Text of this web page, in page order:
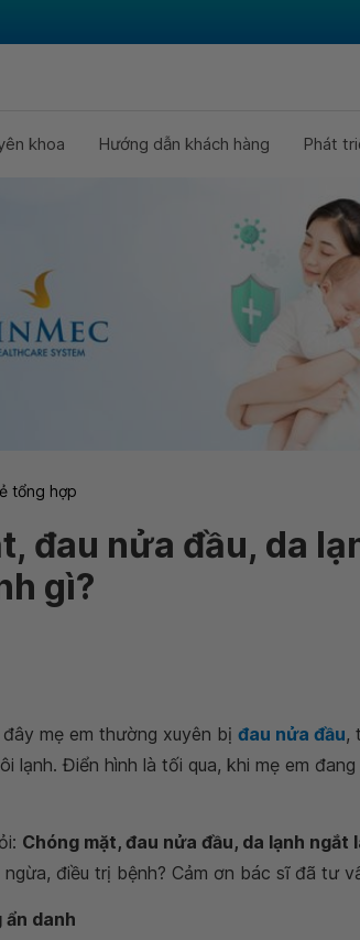
khoa Hướng dẫn khách hàng Phát
tổng hợp
đau nửa đầu, da
gì?
mẹ em thường xuyên bị đau nửa đầu,
lạnh. Điển hình là tối qua, khi mẹ em
Chóng mặt, đau nửa đầu, da lạnh
điều trị bệnh? Cảm ơn bác sĩ đã tư
ẩn danh